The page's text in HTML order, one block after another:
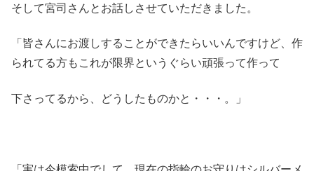
そして宮司さんとお話しさせていただきました。
「皆さんにお渡しすることができたらいいんですけど、作
られてる方もこれが限界というぐらい頑張って作って
下さってるから、どうしたものかと・・・。」